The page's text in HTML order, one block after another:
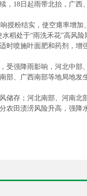
，18日起雨带北抬，广西
授粉结实，使空瘪率增
稻处于“雨洗禾花”高风险
时喷施叶面肥和药剂，增
受强降雨影响，河北中部
部、广西南部等地局地发
储存；河北南部、河南北
田渍涝风险升高，强降